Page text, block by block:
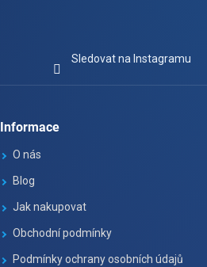
Sledovat na Instagramu
Informace
O nás
Blog
Jak nakupovat
Obchodní podmínky
Podmínky ochrany osobních údajů